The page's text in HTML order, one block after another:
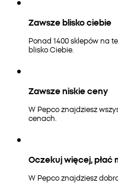
Zawsze blisko ciebie
Ponad 1400 sklepów na
blisko Ciebie.
Zawsze niskie ceny
W Pepco znajdziesz
cenach.
Oczekuj więcej, płać
W Pepco znajdziesz